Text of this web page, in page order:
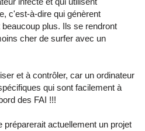
c'est-à-dire qui génèrent
plus. Ils se rendront
cher de surfer avec un
et à contrôler, car un ordinateur
qui sont facilement à
des FAI !!!
préparerait actuellement un projet